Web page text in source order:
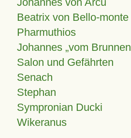
Beatrix von Bello-monte
Pharmuthios
Johannes vom Brunnen
Salon und Gefährten
Senach
Stephan
Sympronian Ducki
Wikeranus